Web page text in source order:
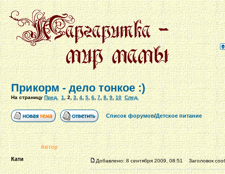
Прикорм - дело тонкое :)
На страницуПред. 1,2,3,4,5,6,7,8,9,10 След.
Список форумов/Детское питание
Автор
Кати
Добавлено: 8 сентября 2009, 08:51 Заголовок